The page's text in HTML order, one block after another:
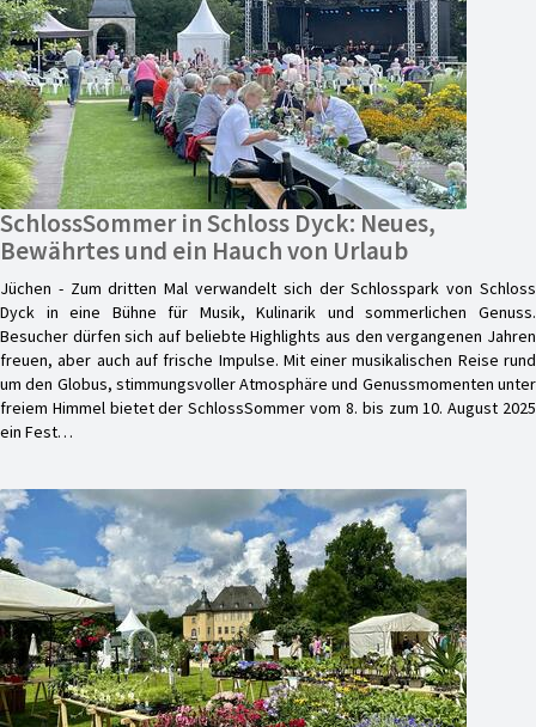
SchlossSommer in Schloss Dyck: Neues,
Bewährtes und ein Hauch von Urlaub
Jüchen - Zum dritten Mal verwandelt sich der Schlosspark von Schloss
Dyck in eine Bühne für Musik, Kulinarik und sommerlichen Genuss.
Besucher dürfen sich auf beliebte Highlights aus den vergangenen Jahren
freuen, aber auch auf frische Impulse. Mit einer musikalischen Reise rund
um den Globus, stimmungsvoller Atmosphäre und Genussmomenten unter
freiem Himmel bietet der SchlossSommer vom 8. bis zum 10. August 2025
ein Fest…